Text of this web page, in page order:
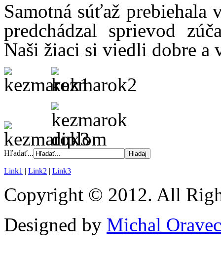
Samotná súťaž
predchádzal sprievod
Naši žiaci si viedli dobre a
Hľadať...
Link1 | Link2 | Link3
Copyright © 2012. All
Designed by Michal Oravec